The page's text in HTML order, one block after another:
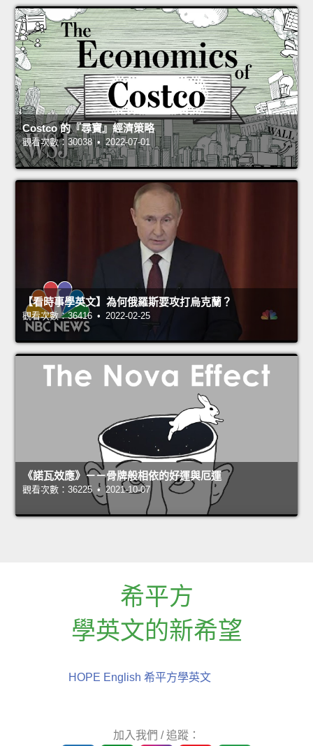
Costco 的『尋寶』經濟策略
觀看次數：30038 • 2022-07-01
【看時事學英文】為何俄羅斯要攻打烏克蘭？
觀看次數：36416 • 2022-02-25
《諾瓦效應》－－骨牌般相依的好運與厄運
觀看次數：36225 • 2021-10-07
希平方
學英文的新希望
HOPE English 希平方學英文
加入我們 / 追蹤：